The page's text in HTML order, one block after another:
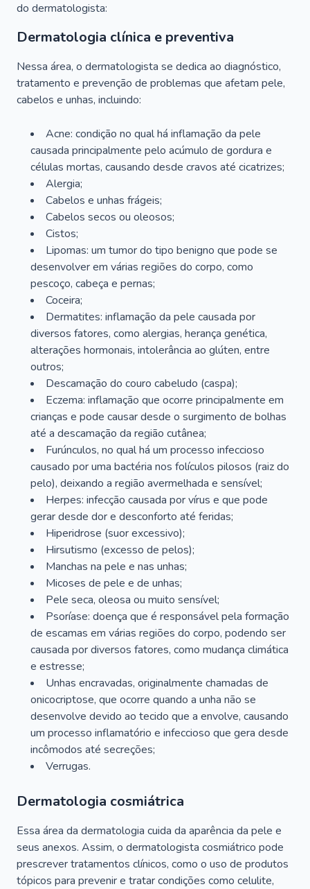
do dermatologista:
Dermatologia clínica e preventiva
Nessa área, o dermatologista se dedica ao diagnóstico,
tratamento e prevenção de problemas que afetam pele,
cabelos e unhas, incluindo:
Acne: condição no qual há inflamação da pele
causada principalmente pelo acúmulo de gordura e
células mortas, causando desde cravos até cicatrizes;
Alergia;
Cabelos e unhas frágeis;
Cabelos secos ou oleosos;
Cistos;
Lipomas: um tumor do tipo benigno que pode se
desenvolver em várias regiões do corpo, como
pescoço, cabeça e pernas;
Coceira;
Dermatites: inflamação da pele causada por
diversos fatores, como alergias, herança genética,
alterações hormonais, intolerância ao glúten, entre
outros;
Descamação do couro cabeludo (caspa);
Eczema: inflamação que ocorre principalmente em
crianças e pode causar desde o surgimento de bolhas
até a descamação da região cutânea;
Furúnculos, no qual há um processo infeccioso
causado por uma bactéria nos folículos pilosos (raiz do
pelo), deixando a região avermelhada e sensível;
Herpes: infecção causada por vírus e que pode
gerar desde dor e desconforto até feridas;
Hiperidrose (suor excessivo);
Hirsutismo (excesso de pelos);
Manchas na pele e nas unhas;
Micoses de pele e de unhas;
Pele seca, oleosa ou muito sensível;
Psoríase: doença que é responsável pela formação
de escamas em várias regiões do corpo, podendo ser
causada por diversos fatores, como mudança climática
e estresse;
Unhas encravadas, originalmente chamadas de
onicocriptose, que ocorre quando a unha não se
desenvolve devido ao tecido que a envolve, causando
um processo inflamatório e infeccioso que gera desde
incômodos até secreções;
Verrugas.
Dermatologia cosmiátrica
Essa área da dermatologia cuida da aparência da pele e
seus anexos. Assim, o dermatologista cosmiátrico pode
prescrever tratamentos clínicos, como o uso de produtos
tópicos para prevenir e tratar condições como celulite,